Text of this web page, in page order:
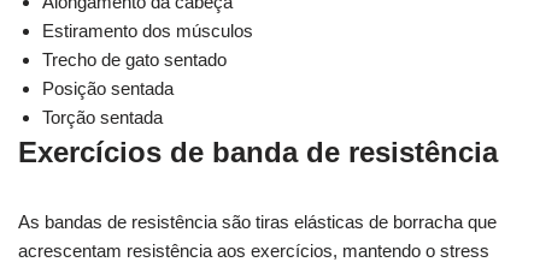
Estiramento dos músculos
Trecho de gato sentado
Posição sentada
Torção sentada
Exercícios de banda de resistência
As bandas de resistência são tiras elásticas de borracha que
acrescentam resistência aos exercícios, mantendo o stress